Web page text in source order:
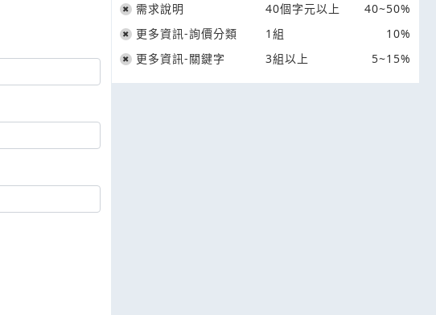
需求說明
40個字元以上
40~50%
更多資訊-詢價分類
1組
10%
更多資訊-關鍵字
3組以上 5~15%